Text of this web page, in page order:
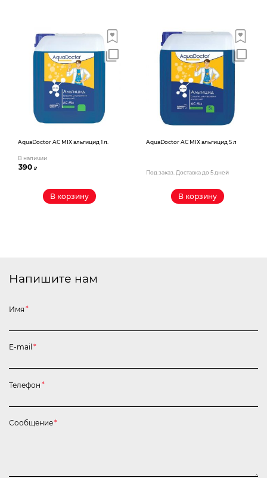
AquaDoctor AС MIX альгицид 1 л.
В наличии
390₽
В корзину
AquaDoctor AС MIX альгицид 5 л
Под заказ. Доставка до 5 дней
В корзину
Напишите нам
Имя *
E-mail *
Телефон *
Сообщение*